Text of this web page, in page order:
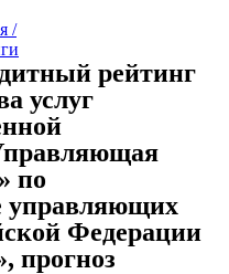
/
рейтинг
услуг
по
управляющих
Федерации
прогноз